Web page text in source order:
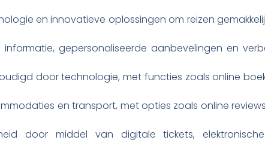
en innovatieve oplossingen om reizen
gepersonaliseerde aanbevelingen en
door technologie, met functies zoals online
en transport, met opties zoals online
door middel van digitale tickets,